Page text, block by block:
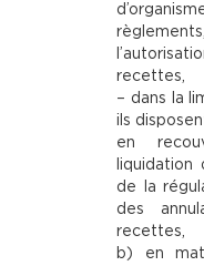
recettes,
– dans la
ils
en
liquidation
de la
des
recettes,
b) en